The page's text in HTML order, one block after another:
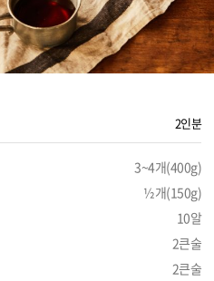
2인분
3~4개(400g)
½개(150g)
10알
2큰술
2큰술